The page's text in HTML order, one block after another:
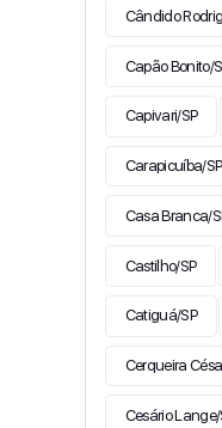
Cândido
Capão Bonito/
Capivari/SP
Carapicuíba/SP
Casa Branca/
Castilho/SP
Catiguá/SP
Cerqueira
Cesário Lange/